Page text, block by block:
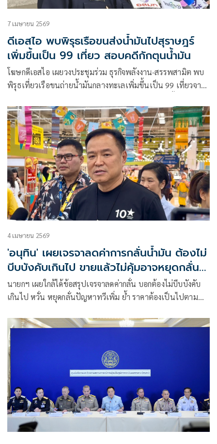
7 เมษายน 2569
ดีเอสไอ พบพิรุธเรือขนส่งน้ำมันไปสุราษฎร์
เพิ่มขึ้นเป็น 99 เที่ยว สอบคดีกักตุนน้ำมัน
โฆษกดีเอสไอ เผยวงประชุมร่วม ธุรกิจพลังงาน-สรรพสามิต พบ
พิรุธเที่ยวเรือขนถ่ายน้ำมันกลางทะเลเพิ่มขึ้นเป็น 99 เที่ยวจาก
พบความผิดปกติส่วนใหญ่ของเรือขนส่งน้ำมันมักมาจากภาค
ตะวันออกก่อนลงสู่ภาคใต้ จ.สุราษฎร์ธานี
4 เมษายน 2569
'อนุทิน' เผยเจรจาลดค่าการกลั่นน้ำมัน ต้องไม่
บีบบังคับเกินไป ขายแล้วไม่คุ้มอาจหยุดกลั่น
จนปัญหาทวีเพิ่ม
นายกฯ เผยใกล้ได้ข้อสรุปเจรจาลดค่ากลั่น บอกต้องไม่บีบบังคับ
เกินไป หวั่น หยุดกลั่นปัญหาทวีเพิ่ม ย้ำ ราคาต้องเป็นไปตาม
ช่วงสงกรานต์​น้ำมันพอ เปิดสาเหตุเงียบเรื่องไอ้โม่ง เพราะไม่
อยากให้ข่าวรั่ว ชื่นชมเจ้าหน้าสืบเชิงลึก แค่ 1 สัปดาห์​ รู้เส้นทาง
ทั้งหมด